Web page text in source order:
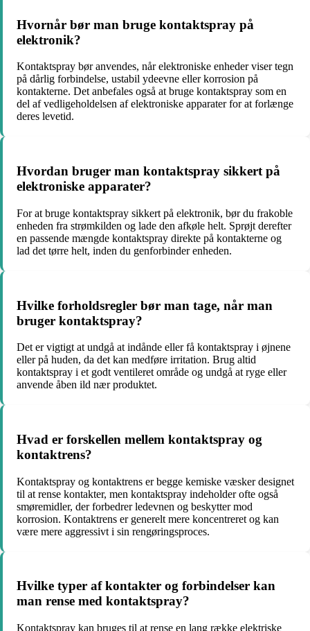
Hvornår bør man bruge kontaktspray på
elektronik?
Kontaktspray bør anvendes, når elektroniske enheder viser tegn
på dårlig forbindelse, ustabil ydeevne eller korrosion på
kontakterne. Det anbefales også at bruge kontaktspray som en
del af vedligeholdelsen af elektroniske apparater for at forlænge
deres levetid.
Hvordan bruger man kontaktspray sikkert på
elektroniske apparater?
For at bruge kontaktspray sikkert på elektronik, bør du frakoble
enheden fra strømkilden og lade den afkøle helt. Sprøjt derefter
en passende mængde kontaktspray direkte på kontakterne og
lad det tørre helt, inden du genforbinder enheden.
Hvilke forholdsregler bør man tage, når man
bruger kontaktspray?
Det er vigtigt at undgå at indånde eller få kontaktspray i øjnene
eller på huden, da det kan medføre irritation. Brug altid
kontaktspray i et godt ventileret område og undgå at ryge eller
anvende åben ild nær produktet.
Hvad er forskellen mellem kontaktspray og
kontaktrens?
Kontaktspray og kontaktrens er begge kemiske væsker designet
til at rense kontakter, men kontaktspray indeholder ofte også
smøremidler, der forbedrer ledevnen og beskytter mod
korrosion. Kontaktrens er generelt mere koncentreret og kan
være mere aggressivt i sin rengøringsproces.
Hvilke typer af kontakter og forbindelser kan
man rense med kontaktspray?
Kontaktspray kan bruges til at rense en lang række elektriske